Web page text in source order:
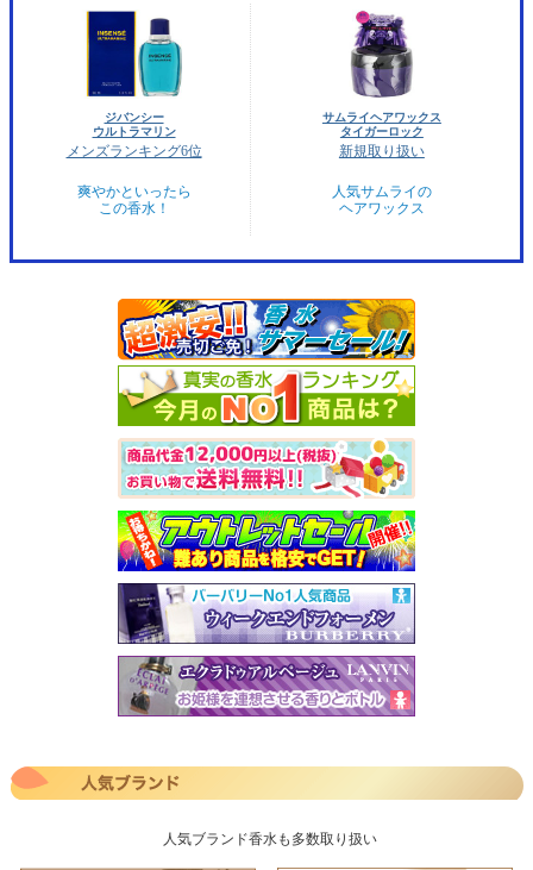
ジバンシー
ウルトラマリン
メンズランキング6位
爽やかといったら
この香水！
サムライヘアワックス
タイガーロック
新規取り扱い
人気サムライの
ヘアワックス
人気ブランド香水も多数取り扱い